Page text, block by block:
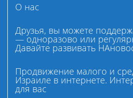
О нас
Друзья, вы можете
— одноразово или
Давайте развивать
Продвижение малого и
Израиле в интернете.
для вас